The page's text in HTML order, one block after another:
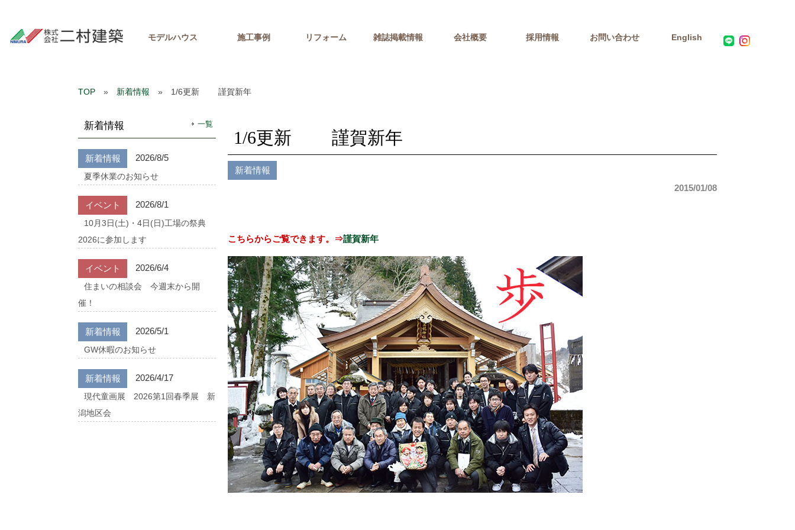
モデルハウス 施工事例 リフォーム 雑誌掲載情報 会社概要 採用情報 お問い合わせ English
TOP » 新着情報 » 1/6更新 謹賀新年
1/6更新 謹賀新年
新着情報
2015/01/08
こちらからご覧できます。⇒謹賀新年
新着情報 一覧
新着情報 2026/8/5
夏季休業のお知らせ
イベント 2026/8/1
10月3日(土)・4日(日)工場の祭典
2026に参加します
イベント 2026/6/4
住まいの相談会 今週末から開
催！
新着情報 2026/5/1
GW休暇のお知らせ
新着情報 2026/4/17
現代童画展 2026第1回春季展 新
潟地区会